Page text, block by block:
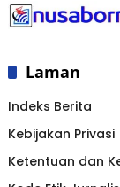
Laman
Indeks Berita
Kebijakan Privasi
Ketentuan dan